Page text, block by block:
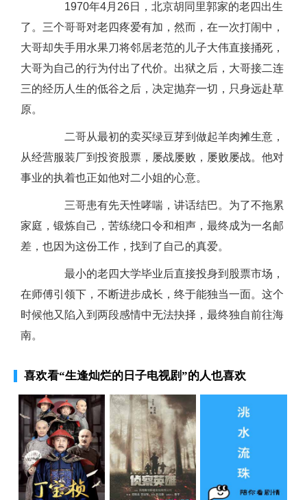
1970年4月26日，北京胡同里郭家的老四出生
了。三个哥哥对老四疼爱有加，然而，在一次打闹中，
大哥却失手用水果刀将邻居老范的儿子大伟直接捅死，
大哥为自己的行为付出了代价。出狱之后，大哥接二连
三的经历人生的低谷之后，决定抛弃一切，只身远赴草
原。
二哥从最初的卖买绿豆芽到做起羊肉摊生意，
从经营服装厂到投资股票，屡战屡败，屡败屡战。他对
事业的执着也正如他对二小姐的心意。
三哥患有先天性哮喘，讲话结巴。为了不拖累
家庭，锻炼自己，苦练绕口令和相声，最终成为一名邮
差，也因为这份工作，找到了自己的真爱。
最小的老四大学毕业后直接投身到股票市场，
在师傅引领下，不断进步成长，终于能独当一面。这个
时候他又陷入到两段感情中无法抉择，最终独自前往海
南。
喜欢看“生逢灿烂的日子电视剧”的人也喜欢